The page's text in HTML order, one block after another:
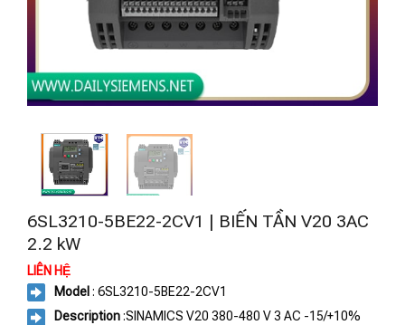
6SL3210-5BE22-2CV1 | BIẾN TẦN V20 3AC
2.2 kW
LIÊN HỆ
Model : 6SL3210-5BE22-2CV1
Description:SINAMICS V20 380-480 V 3 AC -15/+10%